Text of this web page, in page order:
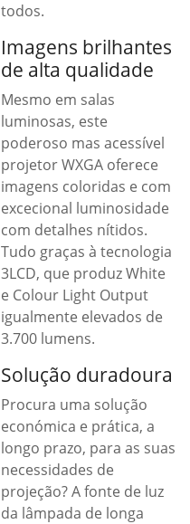
todos.
Imagens brilhantes
de alta qualidade
Mesmo em salas
luminosas, este
poderoso mas acessível
projetor WXGA oferece
imagens coloridas e com
excecional luminosidade
com detalhes nítidos.
Tudo graças à tecnologia
3LCD, que produz White
e Colour Light Output
igualmente elevados de
3.700 lumens.
Solução duradoura
Procura uma solução
económica e prática, a
longo prazo, para as suas
necessidades de
projeção? A fonte de luz
da lâmpada de longa